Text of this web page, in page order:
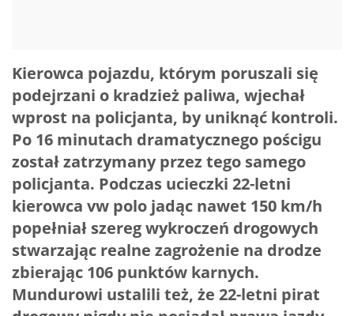
Kierowca pojazdu, którym poruszali się
podejrzani o kradzież paliwa, wjechał
wprost na policjanta, by uniknąć kontroli.
Po 16 minutach dramatycznego pościgu
został zatrzymany przez tego samego
policjanta. Podczas ucieczki 22-letni
kierowca vw polo jadąc nawet 150 km/h
popełniał szereg wykroczeń drogowych
stwarzając realne zagrożenie na drodze
zbierając 106 punktów karnych.
Mundurowi ustalili też, że 22-letni pirat